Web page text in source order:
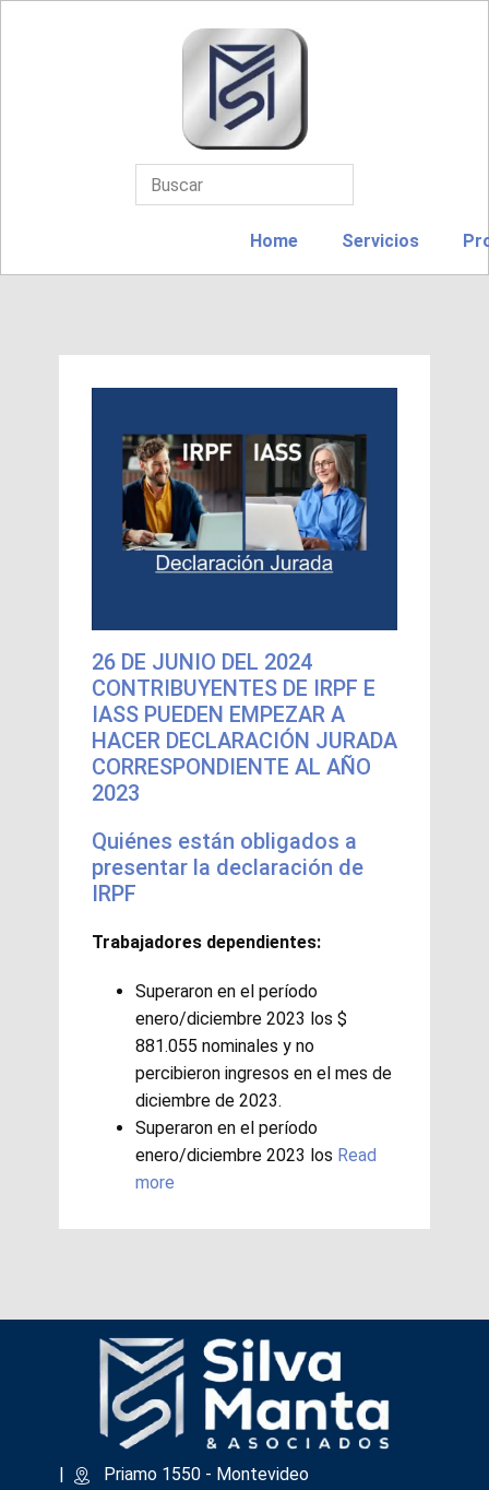
Home Servicios
26 DE JUNIO DEL 2024
CONTRIBUYENTES DE IRPF E
IASS PUEDEN EMPEZAR A
HACER DECLARACIÓN JURADA
CORRESPONDIENTE AL AÑO
2023
Quiénes están obligados a
presentar la declaración de
IRPF
Trabajadores dependientes:
Superaron en el período
enero/diciembre 2023 los $
881.055 nominales y no
percibieron ingresos en el mes de
diciembre de 2023.
Superaron en el período
enero/diciembre 2023 los Read
more
|
​Priamo 1550 - Montevideo